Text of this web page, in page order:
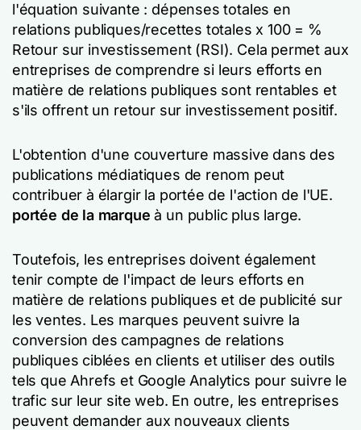
l'équation suivante : dépenses totales en
relations publiques/recettes totales x 100 = %
Retour sur investissement (RSI). Cela permet aux
entreprises de comprendre si leurs efforts en
matière de relations publiques sont rentables et
s'ils offrent un retour sur investissement positif.
L'obtention d'une couverture massive dans des
publications médiatiques de renom peut
contribuer à élargir la portée de l'action de l'UE.
portée de la marque à un public plus large.
Toutefois, les entreprises doivent également
tenir compte de l'impact de leurs efforts en
matière de relations publiques et de publicité sur
les ventes. Les marques peuvent suivre la
conversion des campagnes de relations
publiques ciblées en clients et utiliser des outils
tels que Ahrefs et Google Analytics pour suivre le
trafic sur leur site web. En outre, les entreprises
peuvent demander aux nouveaux clients